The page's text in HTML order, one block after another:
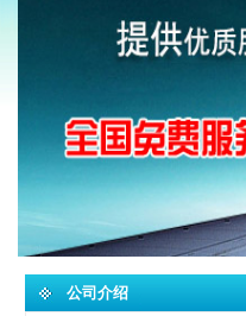
公司介绍